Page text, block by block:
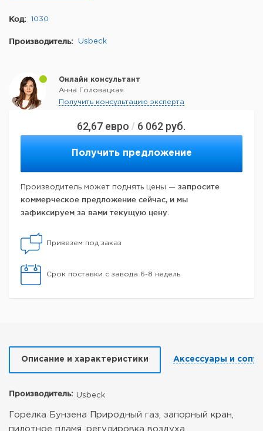
62,67 евро / 6 062 руб.
Получить предложение
Производитель может поднять цены — запросите
коммерческое предложение сейчас, и мы
зафиксируем за вами текущую цену.
Привезем под заказ
Срок поставки с завода 6-8 недель
Код: 1030
Производитель: Usbeck
Онлайн консультант
Анна Головацкая
Получить консультацию эксперта
Описание и характеристики Аксессуары и
Производитель: Usbeck
Горелка Бунзена Природный газ, запорный кран,
пилотное пламя, регулировка воздуха